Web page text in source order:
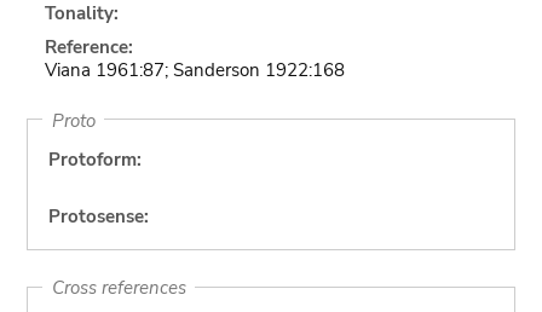
Tonality:
Reference:
Viana 1961:87; Sanderson 1922:168
Proto
Protoform:
Protosense:
Cross references